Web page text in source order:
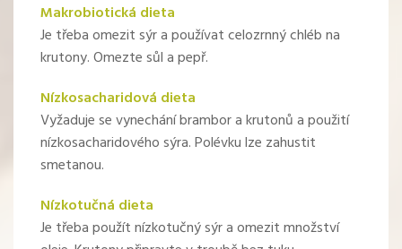
Makrobiotická dieta
Je třeba omezit sýr a používat celozrnný chléb na
krutony. Omezte sůl a pepř.
Nízkosacharidová dieta
Vyžaduje se vynechání brambor a krutonů a použití
nízkosacharidového sýra. Polévku lze zahustit
smetanou.
Nízkotučná dieta
Je třeba použít nízkotučný sýr a omezit množství